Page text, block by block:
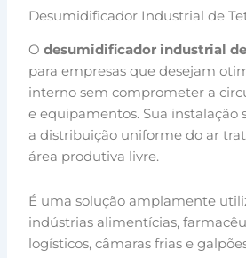
Desumidificador Industrial de
Odesumidificador industrial
para empresas que desejam
interno sem comprometer a
e equipamentos. Sua instalação
a distribuição uniforme do ar
área produtiva livre.
É uma solução amplamente
indústrias alimentícias,
logísticos, câmaras frias e